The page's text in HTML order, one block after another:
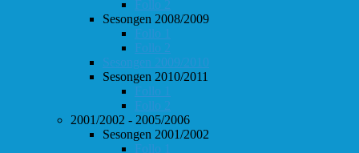
Follo 2
Sesongen 2008/2009
Follo 1
Follo 2
Sesongen 2009/2010
Sesongen 2010/2011
Follo 1
Follo 2
2001/2002 - 2005/2006
Sesongen 2001/2002
Follo 1